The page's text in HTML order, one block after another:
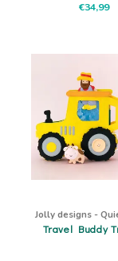
en verfijnt de
€34,99
Jolly designs -
Travel Buddy